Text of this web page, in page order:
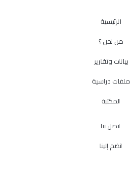
الرئيسية
من نحن ؟
بيانات وتقارير
ملفات دراسية
المكتبة
اتصل بنا
انضم إلينا